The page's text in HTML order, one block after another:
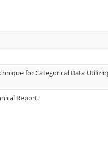
for Categorical Data
Report.